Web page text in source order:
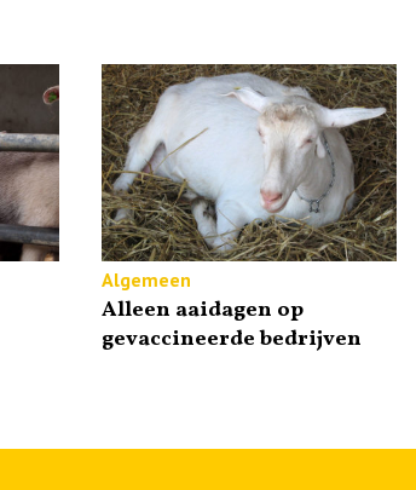
Algemeen
Alleen aaidagen op
gevaccineerde bedrijven